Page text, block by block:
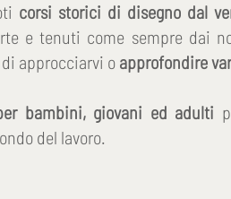
corsi storici di disegno dal
e tenuti come sempre dai
approcciarvi o approfondire
bambini, giovani ed adulti
del lavoro.